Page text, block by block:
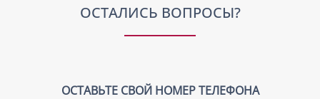
ОСТАЛИСЬ ВОПРОСЫ?
ОСТАВЬТЕ СВОЙ НОМЕР ТЕЛЕФОНА